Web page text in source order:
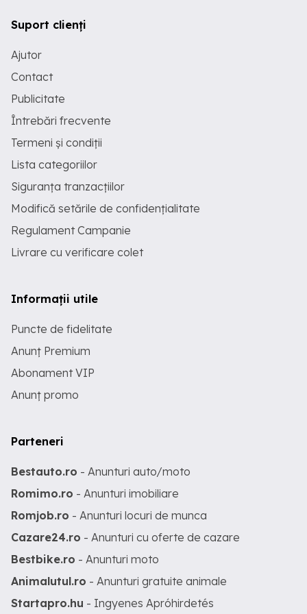
Suport clienți
Ajutor
Contact
Publicitate
Întrebări frecvente
Termeni și condiții
Lista categoriilor
Siguranța tranzacțiilor
Modifică setările de confidențialitate
Regulament Campanie
Livrare cu verificare colet
Informații utile
Puncte de fidelitate
Anunț Premium
Abonament VIP
Anunț promo
Parteneri
Bestauto.ro - Anunturi auto/moto
Romimo.ro - Anunturi imobiliare
Romjob.ro - Anunturi locuri de munca
Cazare24.ro - Anunturi cu oferte de cazare
Bestbike.ro - Anunturi moto
Animalutul.ro - Anunturi gratuite animale
Startapro.hu - Ingyenes Apróhirdetés